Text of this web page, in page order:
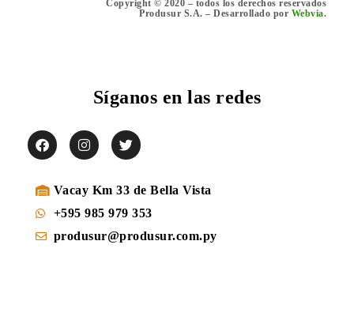
Síganos en las redes
Vacay Km 33 de Bella Vista
+595 985 979 353
produsur@produsur.com.py
Copyright © 2020 – todos los derechos reservados
Produsur S.A. – Desarrollado por Webvia.